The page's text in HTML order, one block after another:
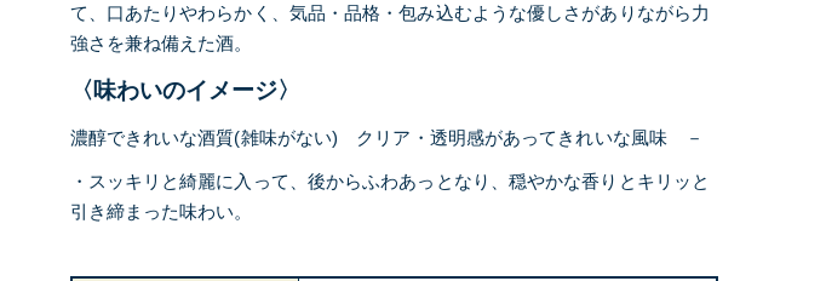
て、口あたりやわらかく、気品・品格・包み込むような優しさがありながら力
強さを兼ね備えた酒。
〈味わいのイメージ〉
濃醇できれいな酒質(雑味がない) クリア・透明感があってきれいな風味 －
・スッキリと綺麗に入って、後からふわあっとなり、穏やかな香りとキリッと
引き締まった味わい。